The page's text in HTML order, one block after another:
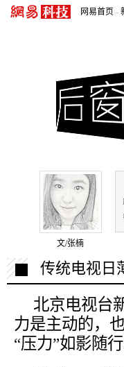
网易首页 -
文/张楠
传统电视日
北京电视台
力是主动的，
“压力”如影随行